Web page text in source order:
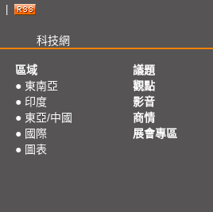
科技網
區域
● 東南亞
● 印度
● 東亞/中國
● 國際
● 圖表
議題
觀點
影音
商情
展會專區